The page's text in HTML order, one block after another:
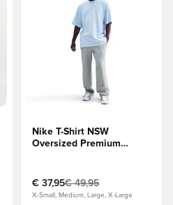
Nike T-Shirt NSW
Oversized Premium
€ 37,95€ 49,95
X-Small, Medium, Large, X-Large